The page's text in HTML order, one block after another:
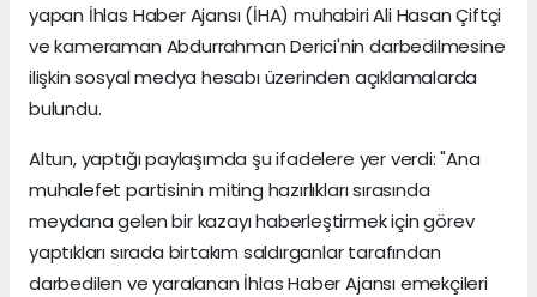
yapan İhlas Haber Ajansı (İHA) muhabiri Ali Hasan Çiftçi
ve kameraman Abdurrahman Derici'nin darbedilmesine
ilişkin sosyal medya hesabı üzerinden açıklamalarda
bulundu.
Altun, yaptığı paylaşımda şu ifadelere yer verdi: "Ana
muhalefet partisinin miting hazırlıkları sırasında
meydana gelen bir kazayı haberleştirmek için görev
yaptıkları sırada birtakım saldırganlar tarafından
darbedilen ve yaralanan İhlas Haber Ajansı emekçileri